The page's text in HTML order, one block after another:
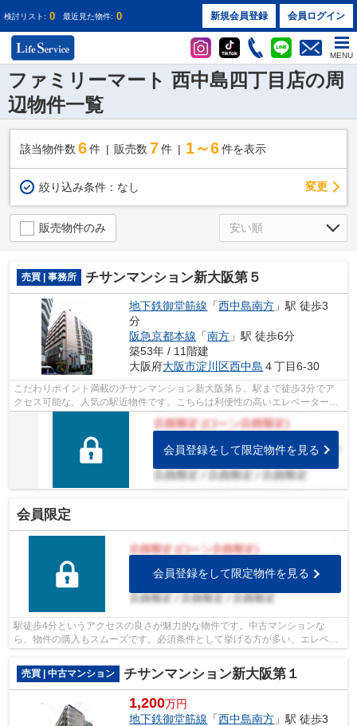
検討リスト: 0 最近見た物件: 0 新規会員登録 会員ログイン
MENU
ファミリーマート 西中島四丁目店の周
辺物件一覧
該当物件数 6件 販売数 7 件 1～6 件を表示
絞り込み条件： なし 変更
販売物件のみ
売買 | 事務所 チサンマンション新大阪第５
地下鉄御堂筋線 「西中島南方 」駅 徒歩3
分
阪急京都本線 「南方 」駅 徒歩6分
築53年 / 11階建
大阪府大阪市淀川区西中島 ４丁目6-30
こだわりポイント満載のチサンマンション新大阪第５。駅まで徒歩3分でア
クセス可能な、人気の駅近物件です。こちらは利便性の高いエレベーター付
会員登録をして限定物件を見る
会員限定
会員登録をして限定物件を見る
駅徒歩4分というアクセスの良さが魅力的な物件です。中古マンションな
ら、物件の購入もスムーズです。必須条件として挙げる方が多い、エレベー
売買 | 中古マンション
チサンマンション新大阪第１
1,200万円
地下鉄御堂筋線 「西中島南方 」駅 徒歩3